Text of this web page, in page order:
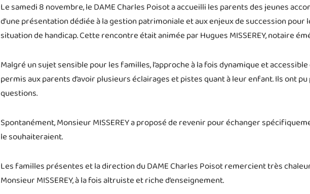
Le samedi 8 novembre, le DAME Charles Poisot a accueilli les parents des jeunes
d’une présentation dédiée à la gestion patrimoniale et aux enjeux de succession pour
situation de handicap. Cette rencontre était animée par Hugues MISSEREY, notaire
Malgré un sujet sensible pour les familles, l’approche à la fois dynamique et accessible
permis aux parents d’avoir plusieurs éclairages et pistes quant à leur enfant. Ils ont
questions.
Spontanément, Monsieur MISSEREY a proposé de revenir pour échanger
le souhaiteraient.
Les familles présentes et la direction du DAME Charles Poisot remercient très
Monsieur MISSEREY, à la fois altruiste et riche d’enseignement.